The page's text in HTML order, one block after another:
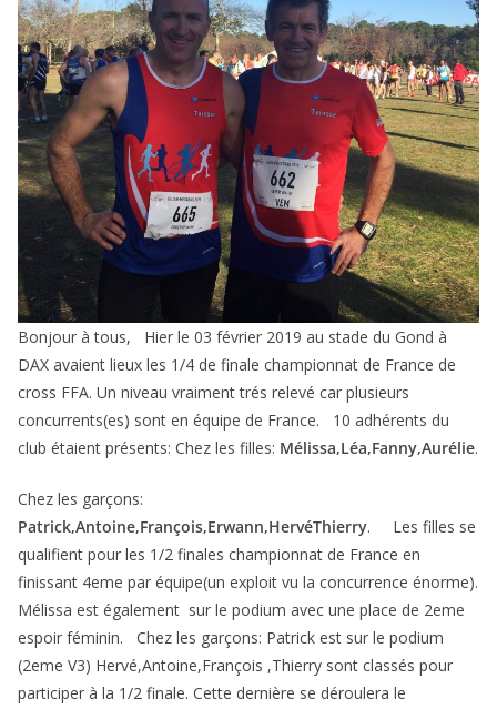
Bonjour à tous, Hier le 03 février 2019 au stade du Gond à
DAX avaient lieux les 1/4 de finale championnat de France de
cross FFA. Un niveau vraiment trés relevé car plusieurs
concurrents(es) sont en équipe de France. 10 adhérents du
club étaient présents: Chez les filles: Mélissa,Léa,Fanny,Aurélie.
Chez les garçons:
Patrick,Antoine,François,Erwann,HervéThierry. Les filles se
qualifient pour les 1/2 finales championnat de France en
finissant 4eme par équipe(un exploit vu la concurrence énorme).
Mélissa est également sur le podium avec une place de 2eme
espoir féminin. Chez les garçons: Patrick est sur le podium
(2eme V3) Hervé,Antoine,François ,Thierry sont classés pour
participer à la 1/2 finale. Cette dernière se déroulera le